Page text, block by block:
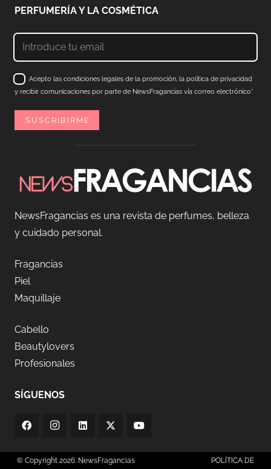
PERFUMERÍA Y LA COSMÉTICA
Acepto las condiciones legales de la promoción, la política de privacidad
y recibir comunicaciones por parte de NewsFragancias vía correo electrónico*
NewsFragancias es una revista de perfumes, belleza
y cuidado personal.
Fragancias
Piel
Maquillaje
Cabello
Beautylovers
Profesionales
SÍGUENOS
© Copyright 2026. NewsFragancias POLÍTICA DE